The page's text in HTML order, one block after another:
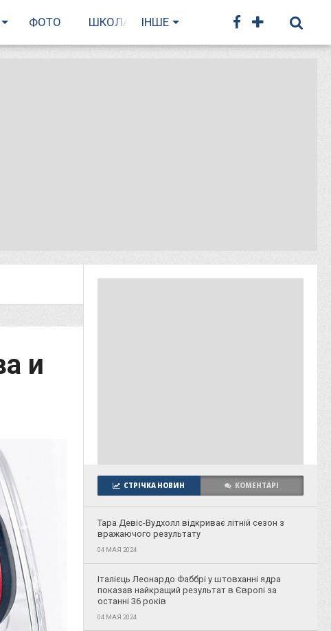
ФОТО ШКОЛА БІГУ
ІНШЕ
и
СТРІЧКА НОВИН КОМЕНТАРІ
Тара Девіс-Вудхолл відкриває літній сезон з
вражаючого результату
04 МАЯ 2024
Італієць Леонардо Фаббрі у штовханні ядра
показав найкращий результат в Європі за
останні 36 років
04 МАЯ 2024